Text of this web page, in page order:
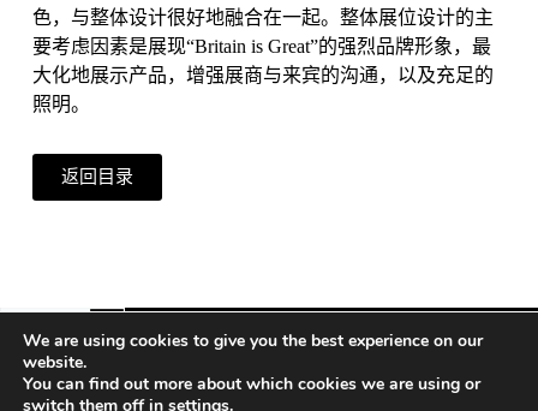
色，与整体设计很好地融合在一起。整体展位设计的主
要考虑因素是展现“Britain is Great”的强烈品牌形象，最
大化地展示产品，增强展商与来宾的沟通，以及充足的
照明。
返回目录
Vienna | Beijing | Shanghai | Hong Kong | Riyadh
We are using cookies to give you the best experience on our
website.
You can find out more about which cookies we are using or
switch them off in settings.